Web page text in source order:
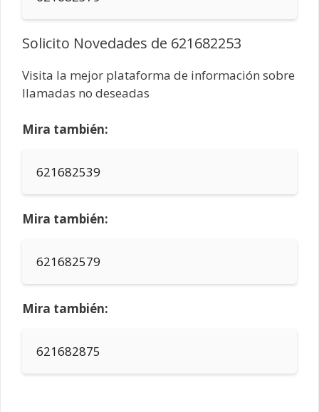
Solicito Novedades de 621682253
Visita la mejor plataforma de información sobre
llamadas no deseadas
Mira también:
621682539
Mira también:
621682579
Mira también:
621682875